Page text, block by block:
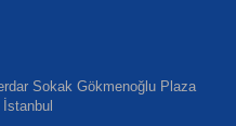
Sokak Gökmenoğlu Plaza